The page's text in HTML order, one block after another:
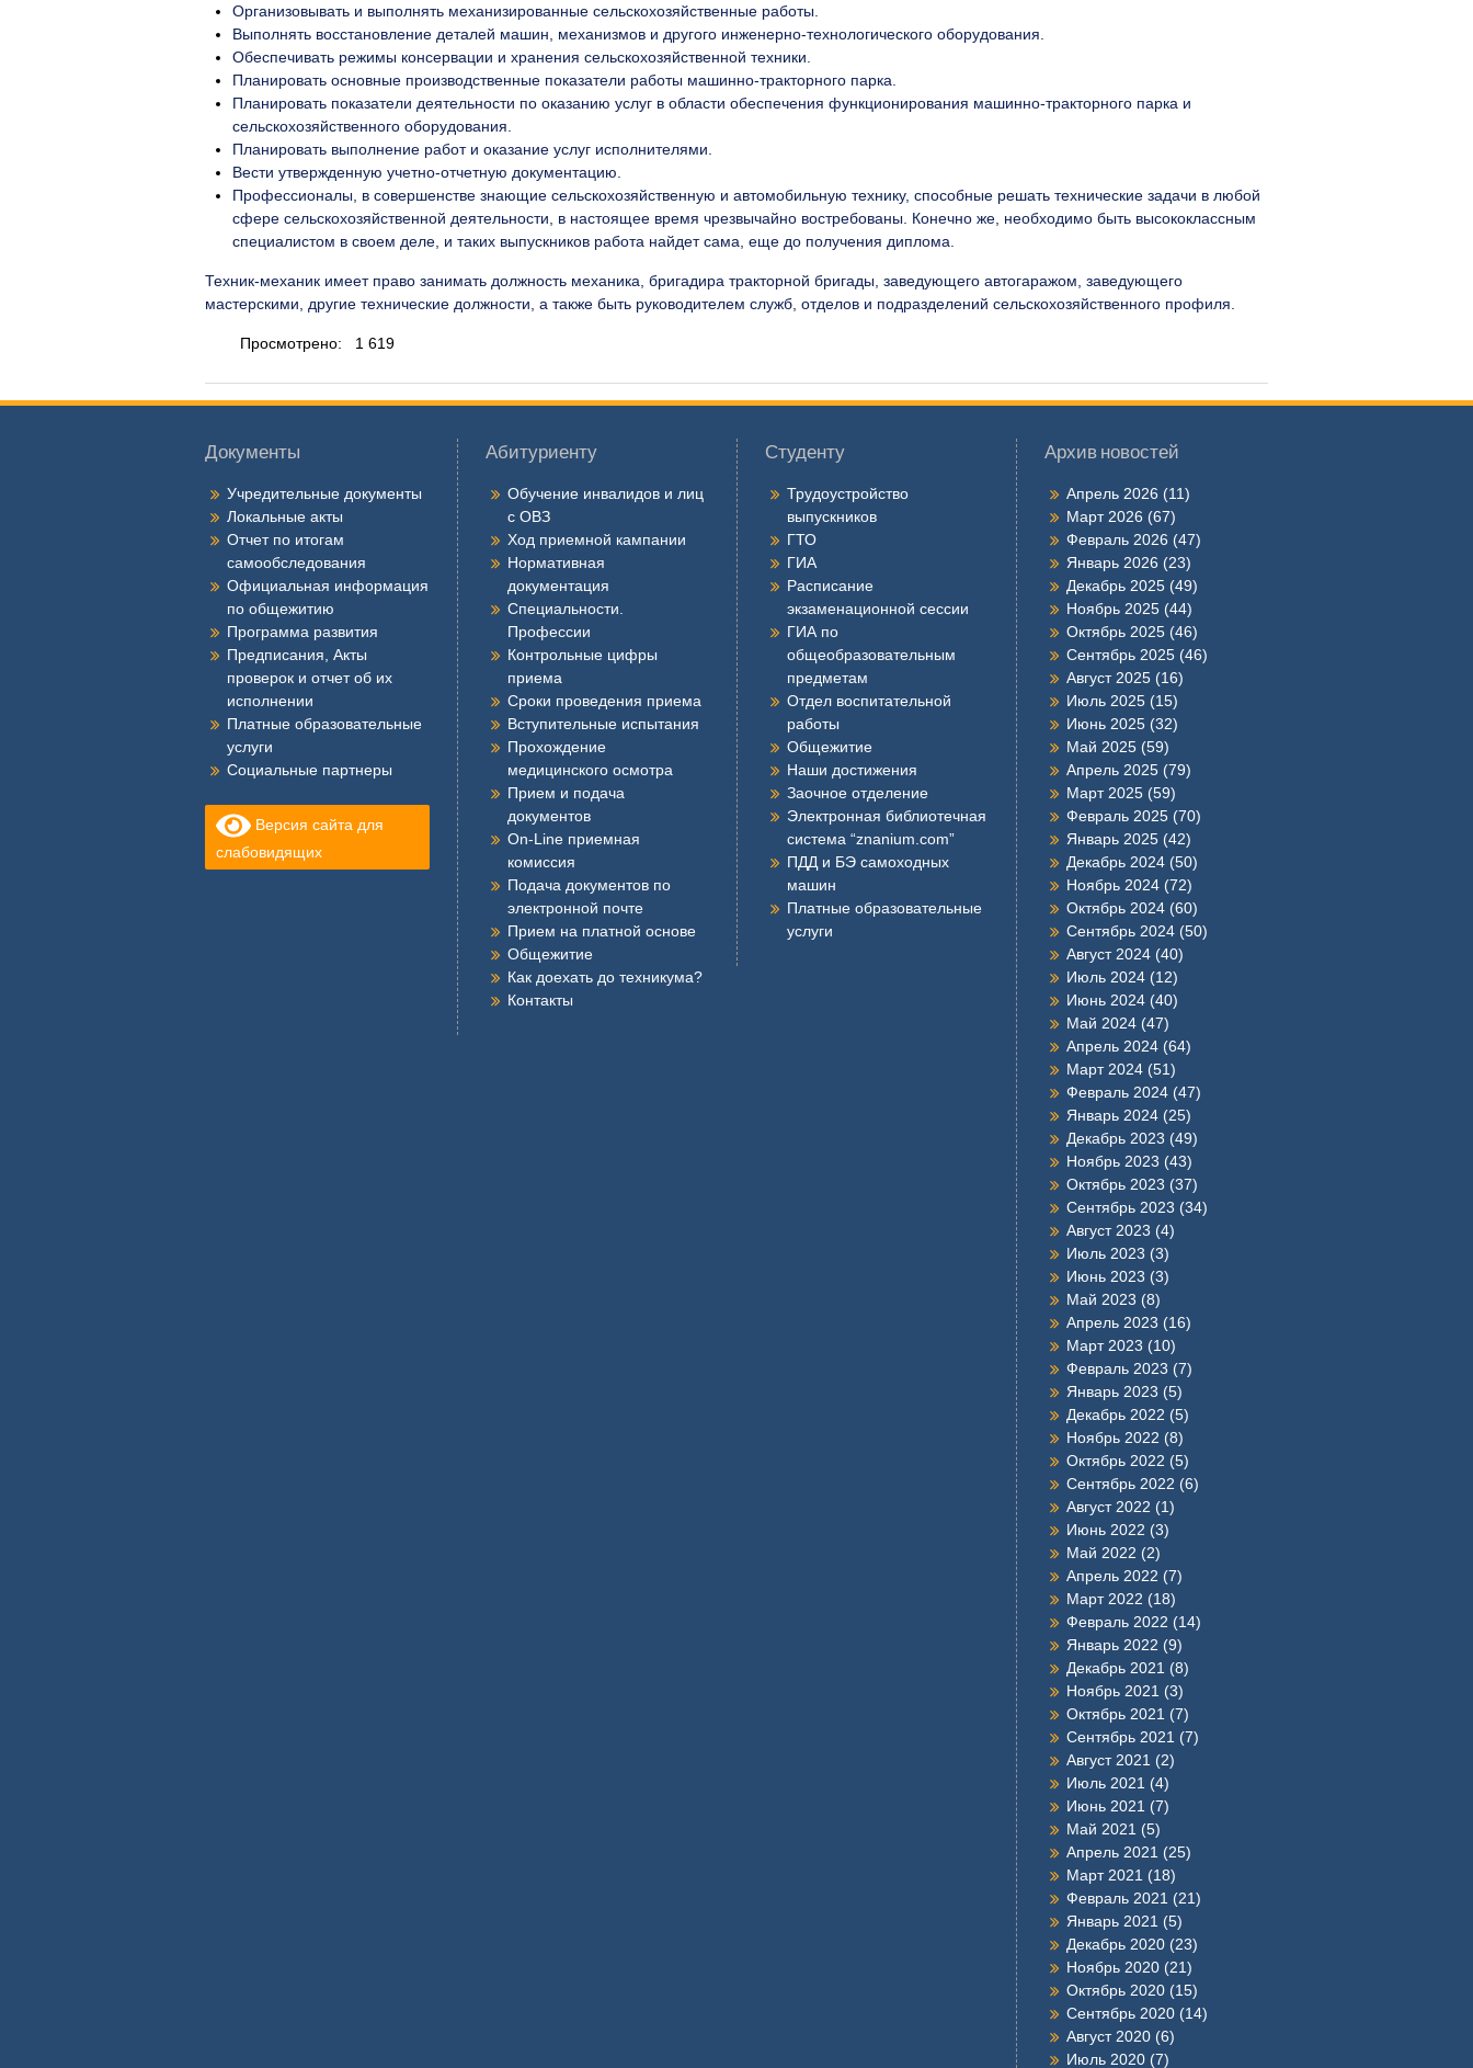
Организовывать и выполнять механизированные сельскохозяйственные работы.
Выполнять восстановление деталей машин, механизмов и другого инженерно-технологического оборудования.
Обеспечивать режимы консервации и хранения сельскохозяйственной техники.
Планировать основные производственные показатели работы машинно-тракторного парка.
Планировать показатели деятельности по оказанию услуг в области обеспечения функционирования машинно-тракторного парка и
сельскохозяйственного оборудования.
Планировать выполнение работ и оказание услуг исполнителями.
Вести утвержденную учетно-отчетную документацию.
Профессионалы, в совершенстве знающие сельскохозяйственную и автомобильную технику, способные решать технические задачи в любой
сфере сельскохозяйственной деятельности, в настоящее время чрезвычайно востребованы. Конечно же, необходимо быть высококлассным
специалистом в своем деле, и таких выпускников работа найдет сама, еще до получения диплома.
Техник-механик имеет право занимать должность механика, бригадира тракторной бригады, заведующего автогаражом, заведующего
мастерскими, другие технические должности, а также быть руководителем служб, отделов и подразделений сельскохозяйственного профиля.
Просмотрено: 1 619
Документы
Учредительные документы
Локальные акты
Отчет по итогам
самообследования
Официальная информация
по общежитию
Программа развития
Предписания, Акты
проверок и отчет об их
исполнении
Платные образовательные
услуги
Социальные партнеры
Версия сайта для
слабовидящих
Абитуриенту
Обучение инвалидов и лиц
с ОВЗ
Ход приемной кампании
Нормативная
документация
Специальности.
Профессии
Контрольные цифры
приема
Сроки проведения приема
Вступительные испытания
Прохождение
медицинского осмотра
Прием и подача
документов
On-Line приемная
комиссия
Подача документов по
электронной почте
Прием на платной основе
Общежитие
Как доехать до техникума?
Контакты
Студенту
Трудоустройство
выпускников
ГТО
ГИА
Расписание
экзаменационной сессии
ГИА по
общеобразовательным
предметам
Отдел воспитательной
работы
Общежитие
Наши достижения
Заочное отделение
Электронная библиотечная
система “znanium.com”
ПДД и БЭ самоходных
машин
Платные образовательные
услуги
Архив новостей
Апрель 2026 (11)
Март 2026 (67)
Февраль 2026 (47)
Январь 2026 (23)
Декабрь 2025 (49)
Ноябрь 2025 (44)
Октябрь 2025 (46)
Сентябрь 2025 (46)
Август 2025 (16)
Июль 2025 (15)
Июнь 2025 (32)
Май 2025 (59)
Апрель 2025 (79)
Март 2025 (59)
Февраль 2025 (70)
Январь 2025 (42)
Декабрь 2024 (50)
Ноябрь 2024 (72)
Октябрь 2024 (60)
Сентябрь 2024 (50)
Август 2024 (40)
Июль 2024 (12)
Июнь 2024 (40)
Май 2024 (47)
Апрель 2024 (64)
Март 2024 (51)
Февраль 2024 (47)
Январь 2024 (25)
Декабрь 2023 (49)
Ноябрь 2023 (43)
Октябрь 2023 (37)
Сентябрь 2023 (34)
Август 2023 (4)
Июль 2023 (3)
Июнь 2023 (3)
Май 2023 (8)
Апрель 2023 (16)
Март 2023 (10)
Февраль 2023 (7)
Январь 2023 (5)
Декабрь 2022 (5)
Ноябрь 2022 (8)
Октябрь 2022 (5)
Сентябрь 2022 (6)
Август 2022 (1)
Июнь 2022 (3)
Май 2022 (2)
Апрель 2022 (7)
Март 2022 (18)
Февраль 2022 (14)
Январь 2022 (9)
Декабрь 2021 (8)
Ноябрь 2021 (3)
Октябрь 2021 (7)
Сентябрь 2021 (7)
Август 2021 (2)
Июль 2021 (4)
Июнь 2021 (7)
Май 2021 (5)
Апрель 2021 (25)
Март 2021 (18)
Февраль 2021 (21)
Январь 2021 (5)
Декабрь 2020 (23)
Ноябрь 2020 (21)
Октябрь 2020 (15)
Сентябрь 2020 (14)
Август 2020 (6)
Июль 2020 (7)